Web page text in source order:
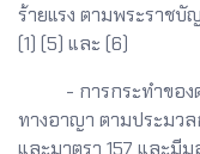
ร้ายแรง ตามพระราชบั
(1) (5) และ (6)
- การกระทำของด
ทางอาญา ตามประมวล
และมาตรา 157 และมี